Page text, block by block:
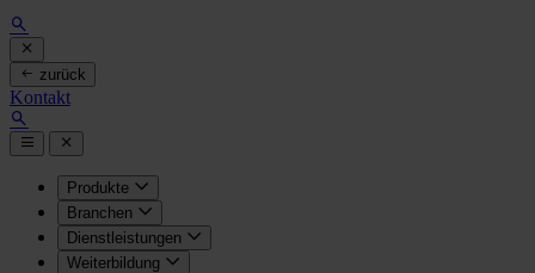
zurück
Kontakt
Produkte
Branchen
Dienstleistungen
Weiterbildung